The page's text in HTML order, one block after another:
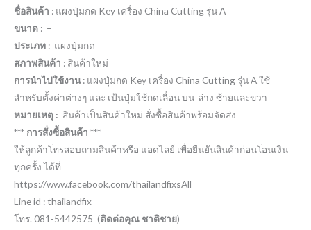
ชื่อสินค้า : แผงปุ่มกด Key เครื่อง China Cutting รุ่น A
ขนาด : –
ประเภท : แผงปุ่มกด
สภาพสินค้า : สินค้าใหม่
การนำไปใช้งาน: แผงปุ่มกด Key เครื่อง China Cutting รุ่น A ใช้
สำหรับตั้งค่าต่างๆ และ เป้นปุ่มใช้กดเลื่อน บน-ล่าง ซ้ายและขวา
หมายเหตุ : สินค้าเป็นสินค้าใหม่ สั่งซื้อสินค้าพร้อมจัดส่ง
*** การสั่งซื้อสินค้า ***
ให้ลูกค้าโทรสอบถามสินค้าหรือ แอดไลย์ เพื่อยืนยันสินค้าก่อนโอนเงิน
ทุกครั้ง ได้ที่
https://www.facebook.com/thailandfixsAll
Line id : thailandfix
โทร. 081-5442575 (ติดต่อคุณ ชาติชาย)